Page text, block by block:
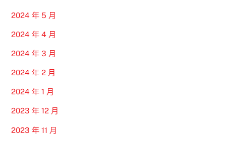
2024 年 5 月
2024 年 4 月
2024 年 3 月
2024 年 2 月
2024 年 1 月
2023 年 12 月
2023 年 11 月